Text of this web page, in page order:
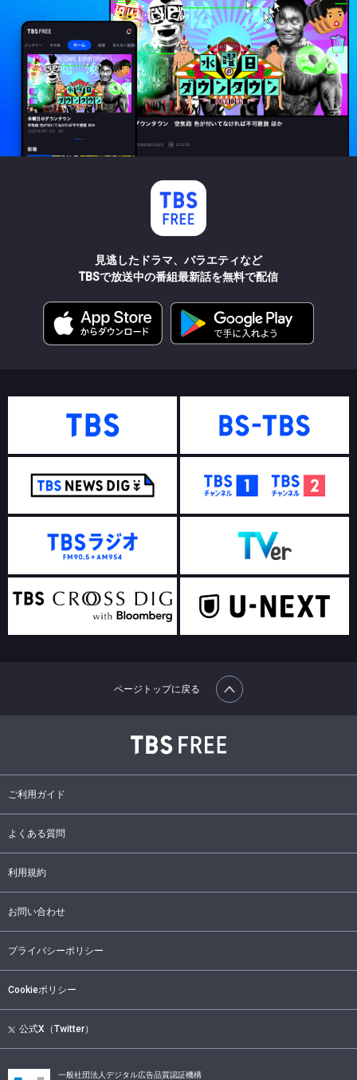
見逃したドラマ、バラエティなど
TBSで放送中の番組最新話を無料で配信
ご利用ガイド
よくある質問
利用規約
お問い合わせ
プライバシーポリシー
Cookieポリシー
公式X（Twitter）
ページトップに戻る
一般社団法人デジタル広告品質認証機構